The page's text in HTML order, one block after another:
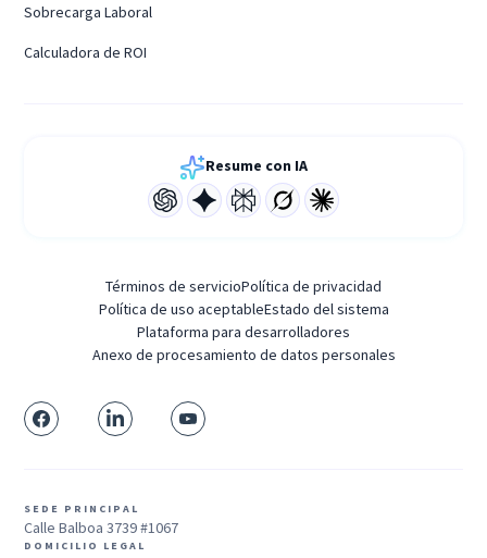
Sobrecarga Laboral
Calculadora de ROI
Resume con IA
Términos de servicioPolítica de privacidad
Política de uso aceptableEstado del sistema
Plataforma para desarrolladores
Anexo de procesamiento de datos personales
SEDE PRINCIPAL
Calle Balboa 3739 #1067
DOMICILIO LEGAL